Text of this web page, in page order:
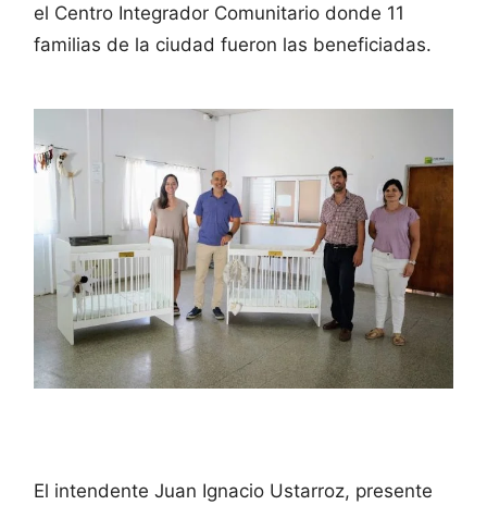
el Centro Integrador Comunitario donde 11
familias de la ciudad fueron las beneficiadas.
El intendente Juan Ignacio Ustarroz, presente